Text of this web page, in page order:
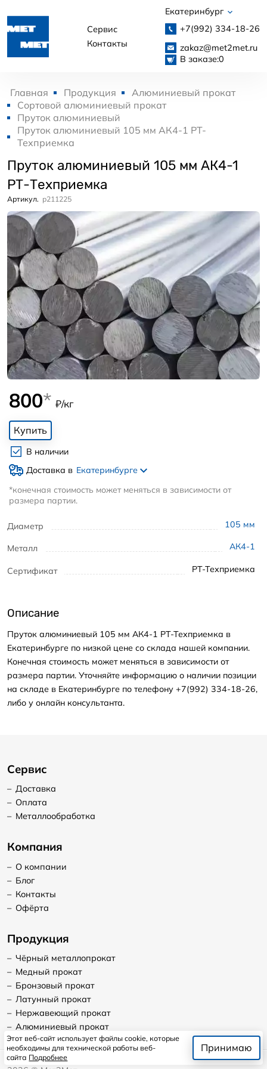
Сервис
Контакты
Екатеринбург
+7(992) 334-18-26
zakaz@met2met.ru
В заказе:0
Главная Продукция
Алюминиевый прокат
Сортовой алюминиевый прокат
Пруток алюминиевый
Пруток алюминиевый 105 мм АК4-1 РТ-
Техприемка
Пруток алюминиевый 105 мм АК4-1
РТ-Техприемка
Артикул. p211225
Диаметр 105 мм
Металл АК4-1
Сертификат РТ-Техприемка
800* ₽/кг
Купить
В наличии
Доставка в Екатеринбурге
*конечная стоимость может меняться в зависимости от
размера партии.
Описание
Пруток алюминиевый 105 мм АК4-1 РТ-Техприемка в
Екатеринбурге по низкой цене со склада нашей компании.
Конечная стоимость может меняться в зависимости от
размера партии. Уточняйте информацию о наличии позиции
на складе в Екатеринбурге по телефону +7(992) 334-18-26,
либо у онлайн консультанта.
Сервис
– Доставка
– Оплата
– Металлообработка
Компания
– О компании
– Блог
– Контакты
– Офёрта
Продукция
– Чёрный металлопрокат
– Медный прокат
– Бронзовый прокат
– Латунный прокат
– Нержавеющий прокат
– Алюминиевый прокат
Этот веб-сайт использует файлы cookie, которые
необходимы для технической работы веб-
сайта Подробнее
Принимаю